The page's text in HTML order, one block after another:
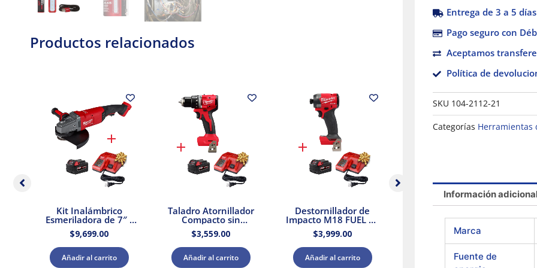
Productos relacionados
Kit Inalámbrico
Esmeriladora de 7″ /
9″ M18 Brushless
FUEL 18V Milwaukee
2785-20 + Kit Batería
y Cargador
$9,699.00
Añadir al carrito
Taladro Atornillador
Compacto sin
Escobillas M18 Sin
Accesorios Milwaukee
3601-20 k Kit Batería
y Cargador
$3,559.00
Añadir al carrito
Destornillador de
Impacto M18 FUEL de
1/4″ Milwaukee 2953-
20 + Kit Batería y
Cargador
$3,999.00
Añadir al carrito
Compacto sin
Escobillas M18
Milwaukee 3602-20 +
Kit Batería y Cargador
4,199.00
Añadir al carrito
Entrega de 3 a 5 días
Pago seguro con
Aceptamos
Política de
SKU 104-2112-21
Categorías Herramientas
Información
Marca
Fuente de